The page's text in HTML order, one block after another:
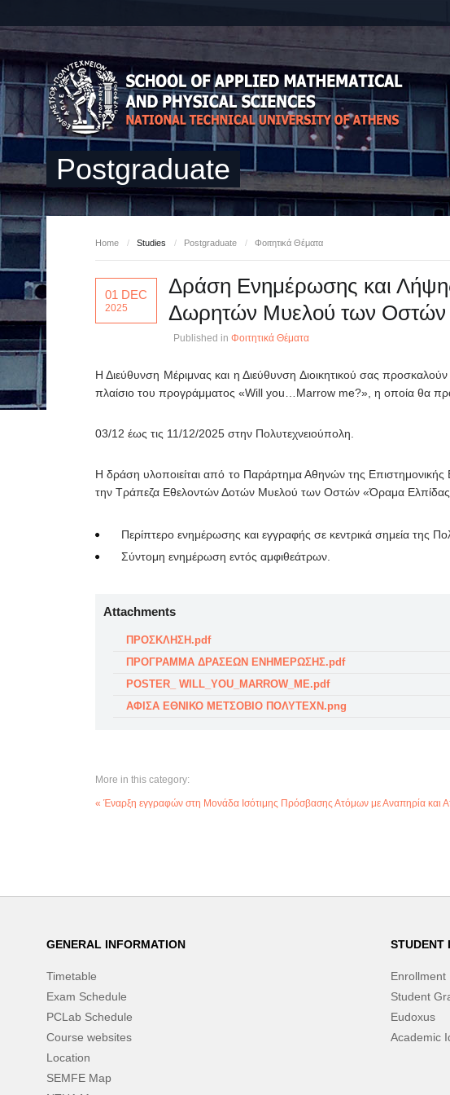
Postgraduate
Home / Studies / Postgraduate / Φοιτητικά Θέματα
01 DEC
2025
Δράση Ενημέρωσης και
Δωρητών Μυελού των Οστών
Published in Φοιτητικά Θέματα
Η Διεύθυνση Μέριμνας και η Διεύθυνση Διοικητικού σας
πλαίσιο του προγράμματος «Will you…Marrow me?», η οποία θα
03/12 έως τις 11/12/2025 στην Πολυτεχνειούπολη.
Η δράση υλοποιείται από το Παράρτημα Αθηνών της
την Τράπεζα Εθελοντών Δοτών Μυελού των Οστών «Όραμα Ελπίδας»
Περίπτερο ενημέρωσης και εγγραφής σε κεντρικά σημεία της
Σύντομη ενημέρωση εντός αμφιθεάτρων.
Attachments
ΠΡΟΣΚΛΗΣΗ.pdf
ΠΡΟΓΡΑΜΜΑ ΔΡΑΣΕΩΝ ΕΝΗΜΕΡΩΣΗΣ.pdf
POSTER_ WILL_YOU_MARROW_ME.pdf
ΑΦΙΣΑ ΕΘΝΙΚΟ ΜΕΤΣΟΒΙΟ ΠΟΛΥΤΕΧΝ.png
More in this category:
« Έναρξη εγγραφών στη Μονάδα Ισότιμης Πρόσβασης Ατόμων με Αναπηρία και
GENERAL INFORMATION
Timetable
Exam Schedule
PCLab Schedule
Course websites
Location
SEMFE Map
STUDENT
Enrollment
Student
Eudoxus
Academic